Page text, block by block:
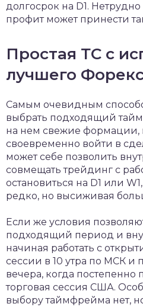
долгосрок на D1.
профит может принести
Простая ТС с
лучшего
Самым очевидным
выбрать подходящий
на нем свежие формации,
своевременно войти в
может себе позволить
совмещать трейдинг с
остановиться на D1 или
редко, но высиживая
Если же условия
подходящий период и
начиная работать с
сессии в 10 утра по МСК и
вечера, когда постепенно
торговая сессия США.
выбору таймфрейма нет,